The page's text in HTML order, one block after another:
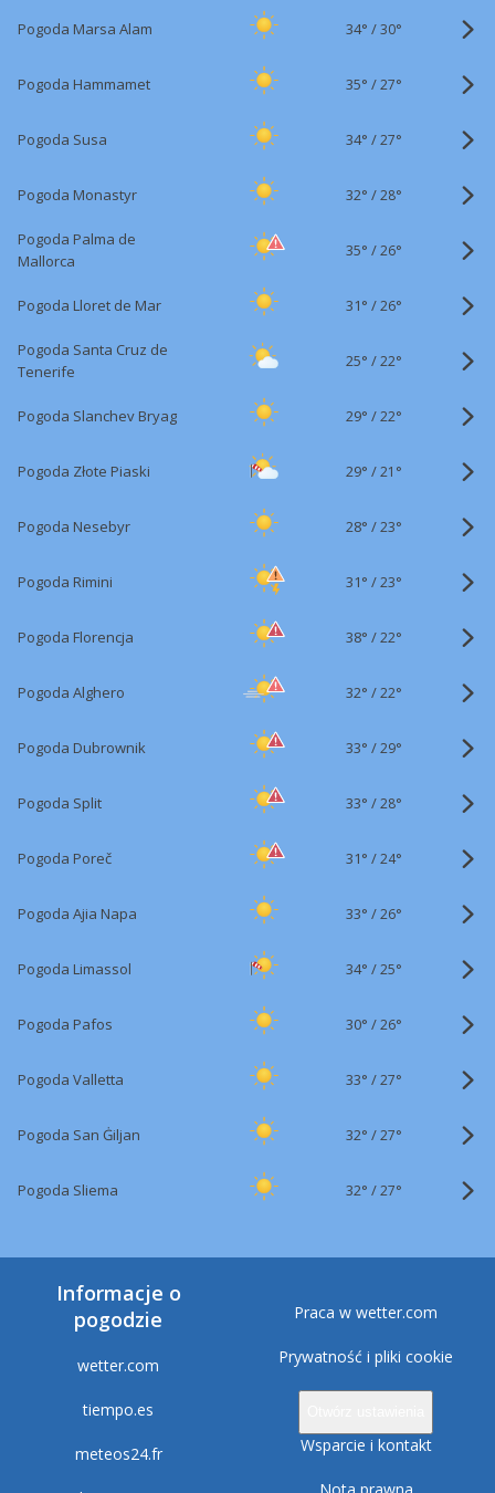
Pogoda Marsa Alam 34° /30°
Pogoda Hammamet 35° /27°
Pogoda Susa 34° /27°
Pogoda Monastyr 32° /28°
Pogoda Palma de
Mallorca
35° /26°
Pogoda Lloret de Mar 31° /26°
Pogoda Santa Cruz de
Tenerife
25° /22°
Pogoda Slanchev Bryag 29° /22°
Pogoda Złote Piaski 29° /21°
Pogoda Nesebyr 28° /23°
Pogoda Rimini 31° /23°
Pogoda Florencja 38° /22°
Pogoda Alghero 32° /22°
Pogoda Dubrownik 33° /29°
Pogoda Split 33° /28°
Pogoda Poreč 31° /24°
Pogoda Ajia Napa 33° /26°
Pogoda Limassol 34° /25°
Pogoda Pafos 30° /26°
Pogoda Valletta 33° /27°
Pogoda San Ġiljan 32° /27°
Pogoda Sliema 32° /27°
Informacje o
pogodzie
wetter.com
tiempo.es
meteos24.fr
Praca w wetter.com
Prywatność i pliki cookie
Wsparcie i kontakt